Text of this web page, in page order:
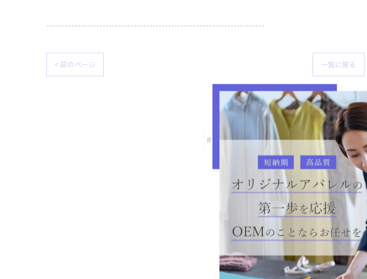
----------------------------------------------------------------------
< 前のページ 一覧に戻る
関連タグ
#デニムセットアップ #バックプリント